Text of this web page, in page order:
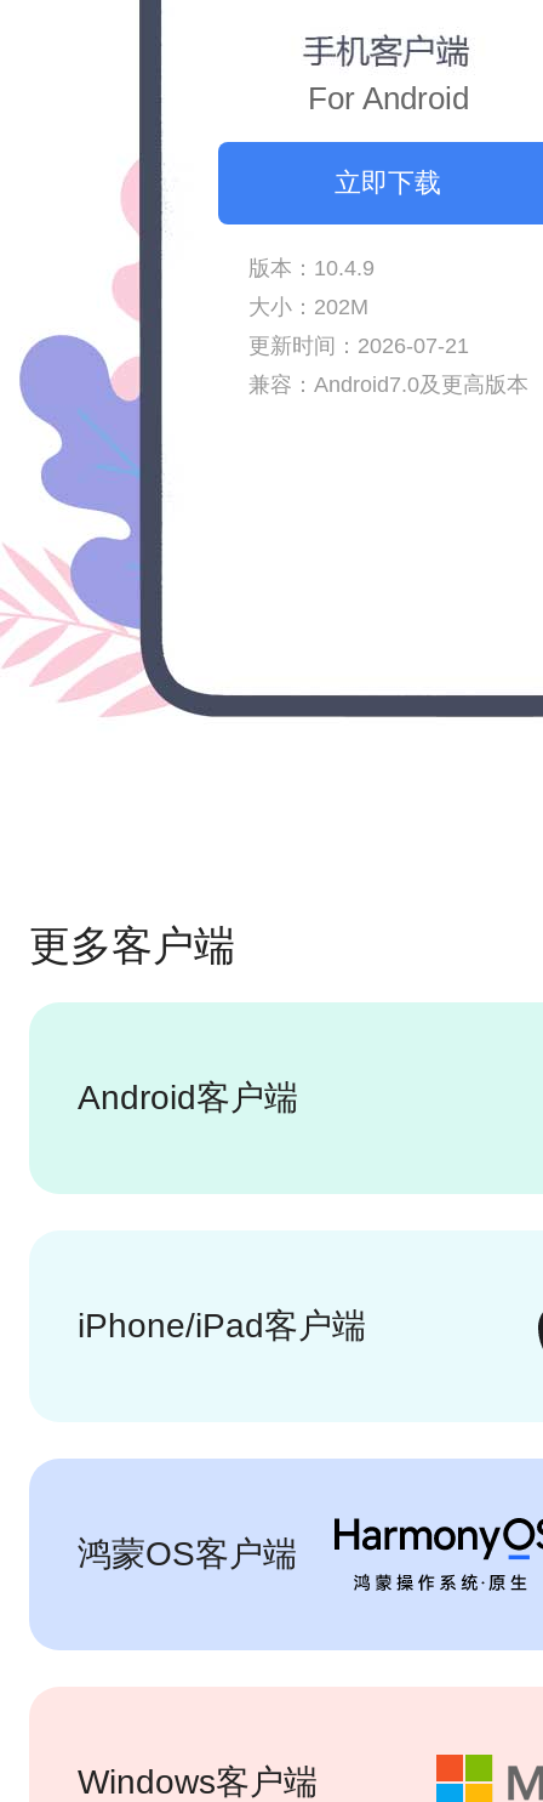
For Android
立即下载
版本：10.4.9
大小：202M
更新时间：2026-07-21
兼容：Android7.0及更高版本
更多客户端
Android客户端
iPhone/iPad客户端
鸿蒙OS客户端
Windows客户端